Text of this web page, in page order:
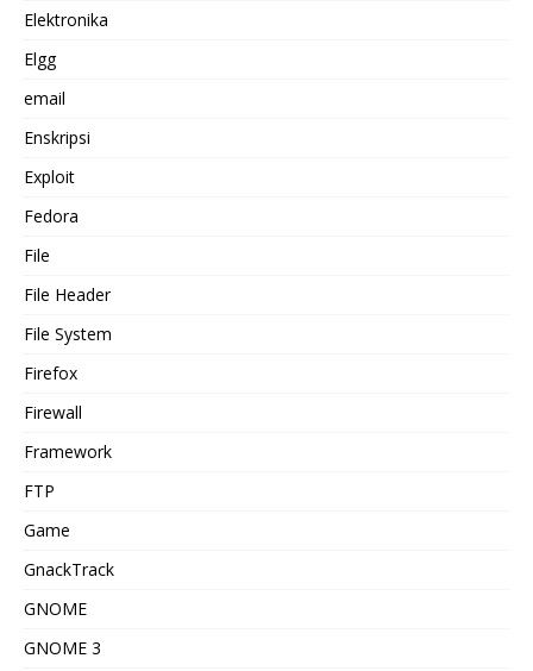
Elektronika
Elgg
email
Enskripsi
Exploit
Fedora
File
File Header
File System
Firefox
Firewall
Framework
FTP
Game
GnackTrack
GNOME
GNOME 3